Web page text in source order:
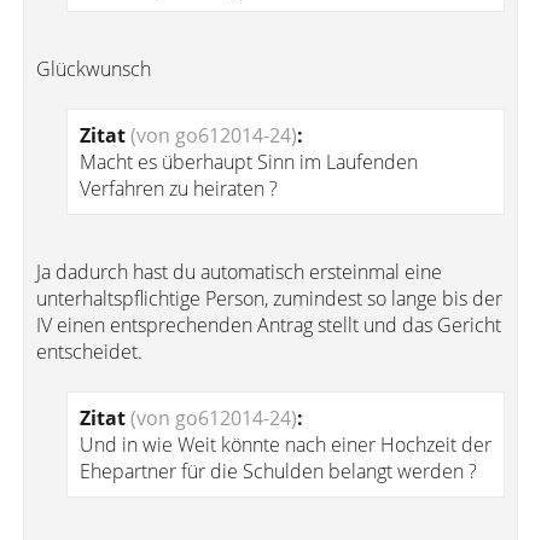
Glückwunsch
Zitat(von go612014-24):
Macht es überhaupt Sinn im Laufenden
Verfahren zu heiraten ?
Ja dadurch hast du automatisch ersteinmal eine
unterhaltspflichtige Person, zumindest so lange bis der
IV einen entsprechenden Antrag stellt und das Gericht
entscheidet.
Zitat(von go612014-24):
Und in wie Weit könnte nach einer Hochzeit der
Ehepartner für die Schulden belangt werden ?